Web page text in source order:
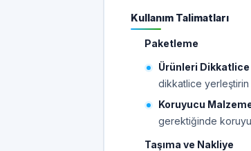
Kullanım Talimatları
Paketleme
Ürünleri
dikkatlice yerleştirin
Koruyucu
gerektiğinde
Taşıma ve Nakliye